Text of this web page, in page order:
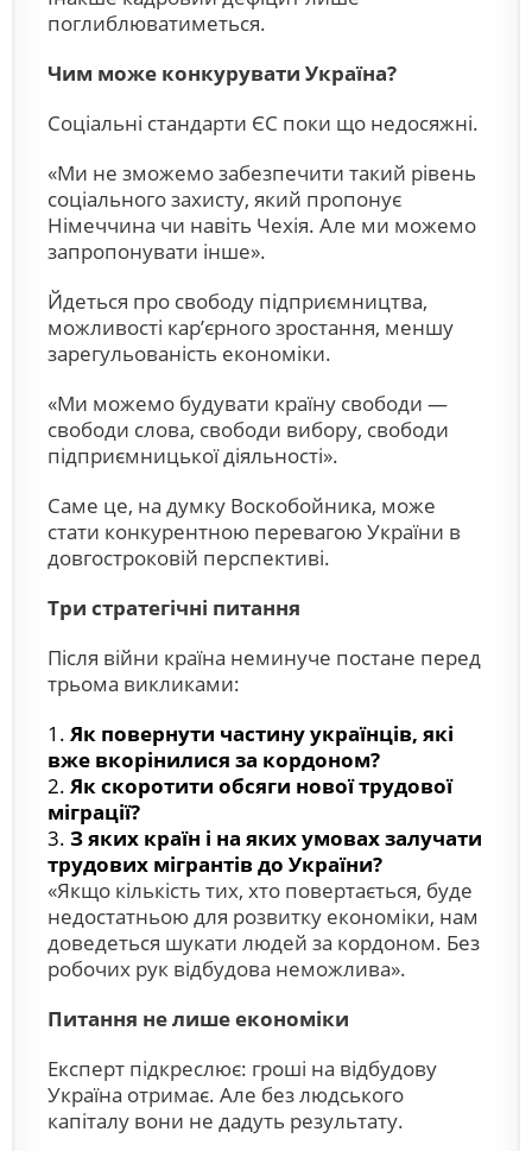
поглиблюватиметься.
Чим може конкурувати Україна?
Соціальні стандарти ЄС поки що недосяжні.
«Ми не зможемо забезпечити такий рівень
соціального захисту, який пропонує
Німеччина чи навіть Чехія. Але ми можемо
запропонувати інше».
Йдеться про свободу підприємництва,
можливості кар’єрного зростання, меншу
зарегульованість економіки.
«Ми можемо будувати країну свободи —
свободи слова, свободи вибору, свободи
підприємницької діяльності».
Саме це, на думку Воскобойника, може
стати конкурентною перевагою України в
довгостроковій перспективі.
Три стратегічні питання
Після війни країна неминуче постане перед
трьома викликами:
Як повернути частину українців, які
вже вкорінилися за кордоном?
Як скоротити обсяги нової трудової
міграції?
З яких країн і на яких умовах залучати
трудових мігрантів до України?
«Якщо кількість тих, хто повертається, буде
недостатньою для розвитку економіки, нам
доведеться шукати людей за кордоном. Без
робочих рук відбудова неможлива».
Питання не лише економіки
Експерт підкреслює: гроші на відбудову
Україна отримає. Але без людського
капіталу вони не дадуть результату.